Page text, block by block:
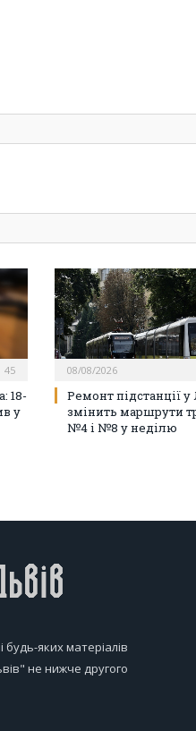
45
18-
у
08/08/2026
Ремонт підстанції у
змінить маршрути
№4 і №8 у неділю
яких матеріалів
не нижче другого